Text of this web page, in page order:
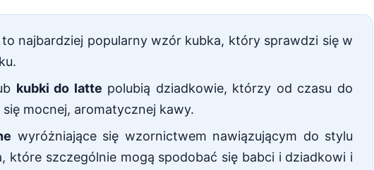
to najbardziej popularny wzór kubka, który sprawdzi się w
kubki do latte polubią dziadkowie, którzy od czasu do
się mocnej, aromatycznej kawy.
wyróżniające się wzornictwem nawiązującym do stylu
które szczególnie mogą spodobać się babci i dziadkowi i